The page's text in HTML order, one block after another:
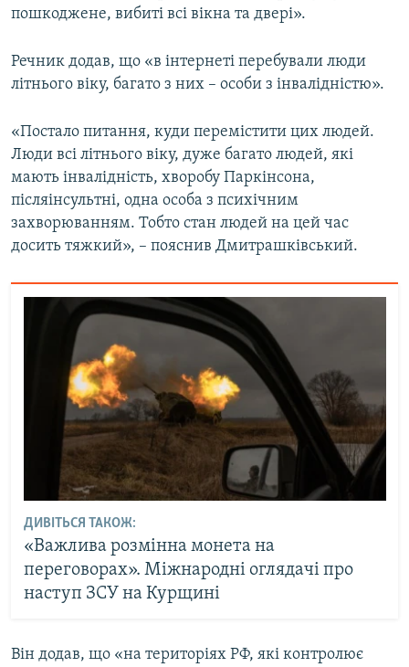
пошкоджене, вибиті всі вікна та двері».
Речник додав, що «в інтернеті перебували люди
літнього віку, багато з них – особи з інвалідністю».
«Постало питання, куди перемістити цих людей.
Люди всі літнього віку, дуже багато людей, які
мають інвалідність, хворобу Паркінсона,
післяінсультні, одна особа з психічним
захворюванням. Тобто стан людей на цей час
досить тяжкий», – пояснив Дмитрашківський.
ДИВІТЬСЯ ТАКОЖ:
«Важлива розмінна монета на
переговорах». Міжнародні оглядачі про
наступ ЗСУ на Курщині
Він додав, що «на територіях РФ, які контролює